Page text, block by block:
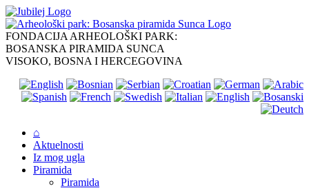
Skip
to
content
FONDACIJA ARHEOLOŠKI PARK:
BOSANSKA PIRAMIDA SUNCA
VISOKO, BOSNA I HERCEGOVINA
⌂
Aktuelnosti
Iz mog ugla
Piramida
Piramida